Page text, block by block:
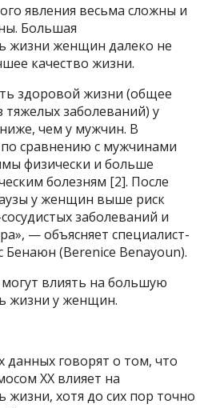
явления весьма сложны и
Большая
жизни женщин далеко не
качество жизни.
здоровой жизни (общее
тяжелых заболеваний) у
чем у мужчин. В
сравнению с мужчинами
физически и больше
болезням [2]. После
у женщин выше риск
заболеваний и
— объясняет специалист-
Бенаюн (Berenice Benayoun).
влиять на большую
жизни у женщин.
данных говорят о том, что
XX влияет на
жизни, хотя до сих пор точно